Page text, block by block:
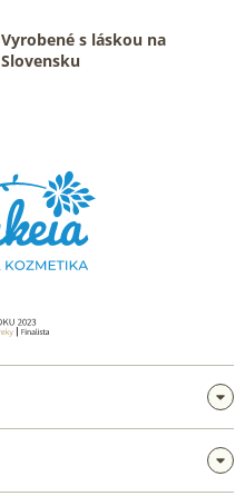
Vyrobené s láskou na
Slovensku